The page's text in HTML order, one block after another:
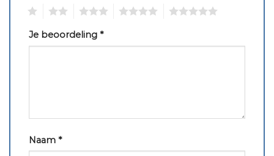
Je beoordeling *
Naam *